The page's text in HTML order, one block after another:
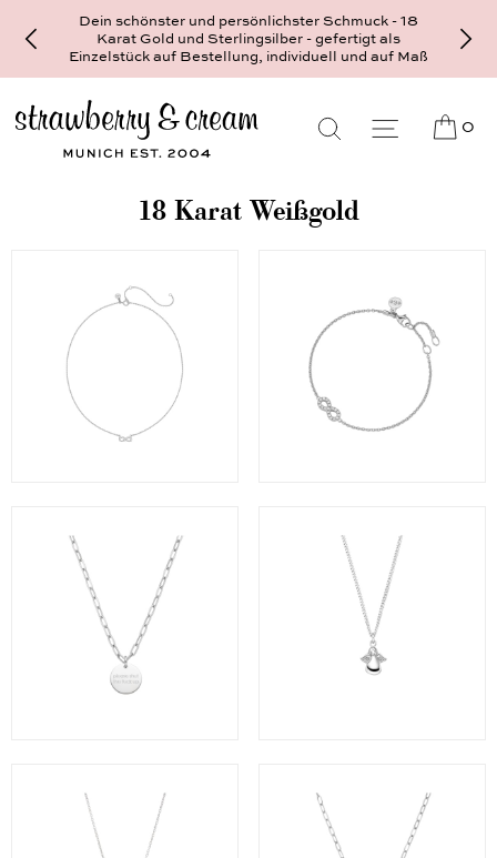
Dein schönster und persönlichster Schmuck - 18
Karat Gold und Sterlingsilber - gefertigt als
Einzelstück auf Bestellung, individuell und auf Maß
0
18 Karat Weißgold